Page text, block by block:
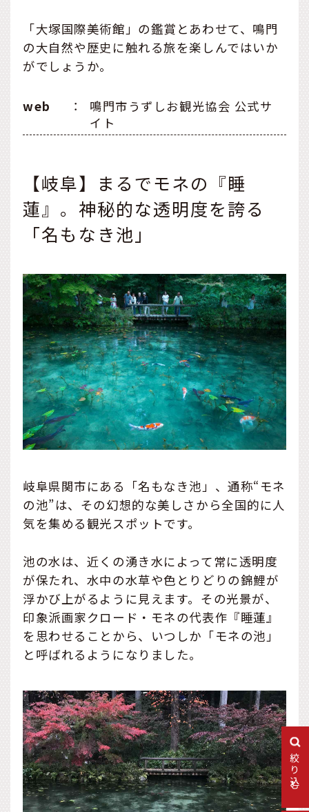
絞り込む
「大塚国際美術館」の鑑賞とあわせて、鳴門
の大自然や歴史に触れる旅を楽しんではいか
がでしょうか。
web ：
鳴門市うずしお観光協会 公式サ
イト
【岐阜】まるでモネの『睡
蓮』。神秘的な透明度を誇る
「名もなき池」
岐阜県関市にある「名もなき池」、通称“モネ
の池”は、その幻想的な美しさから全国的に人
気を集める観光スポットです。
池の水は、近くの湧き水によって常に透明度
が保たれ、水中の水草や色とりどりの錦鯉が
浮かび上がるように見えます。その光景が、
印象派画家クロード・モネの代表作『睡蓮』
を思わせることから、いつしか「モネの池」
と呼ばれるようになりました。